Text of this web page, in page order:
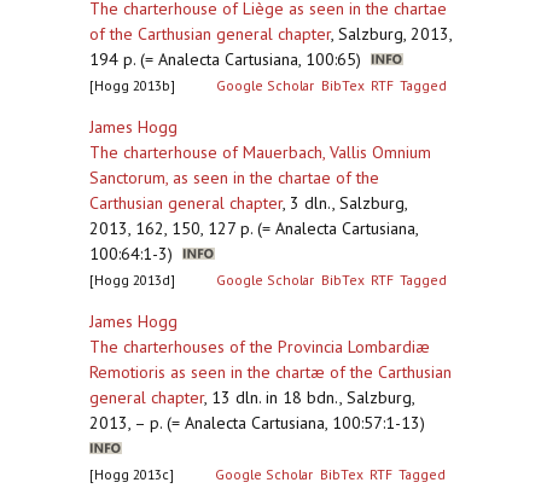
The charterhouse of Liège as seen in the chartae
of the Carthusian general chapter, Salzburg, 2013,
194 p. (= Analecta Cartusiana, 100:65)
[Hogg 2013b] Google Scholar BibTex RTF Tagged
James Hogg
The charterhouse of Mauerbach, Vallis Omnium
Sanctorum, as seen in the chartae of the
Carthusian general chapter, 3 dln., Salzburg,
2013, 162, 150, 127 p. (= Analecta Cartusiana,
100:64:1-3)
[Hogg 2013d] Google Scholar BibTex RTF Tagged
James Hogg
The charterhouses of the Provincia Lombardiæ
Remotioris as seen in the chartæ of the Carthusian
general chapter, 13 dln. in 18 bdn., Salzburg,
2013, – p. (= Analecta Cartusiana, 100:57:1-13)
[Hogg 2013c] Google Scholar BibTex RTF Tagged